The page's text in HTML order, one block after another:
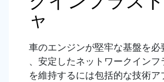
ャ
車のエンジンが堅牢な基盤を必
、安定したネットワークインフ
を維持するには包括的な技術